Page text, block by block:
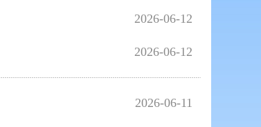
2026-06-12
2026-06-12
2026-06-11